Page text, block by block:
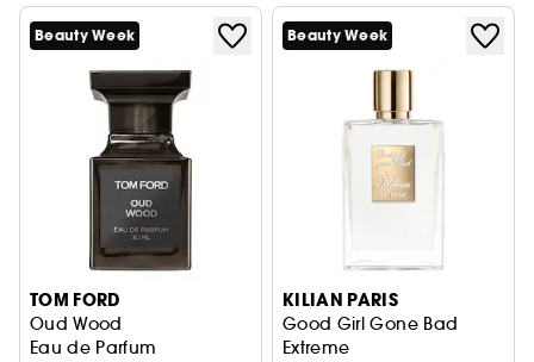
Beauty Week
TOM FORD
Oud Wood
Eau de Parfum
Beauty Week
KILIAN PARIS
Good Girl Gone Bad
Extreme